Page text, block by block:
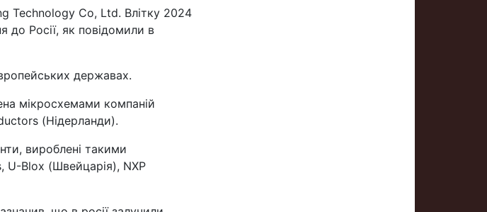
Technology Co, Ltd. Влітку 2024
до Росії, як повідомили в
державах.
мікросхемами компаній
(Нідерланди).
вироблені такими
U-Blox (Швейцарія), NXP